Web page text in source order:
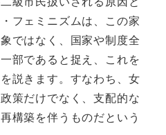
フェミニズムは、この家
ではなく、国家や制度全
部であると捉え、これを
説きます。すなわち、女
策だけでなく、支配的な
構築を伴うものだという